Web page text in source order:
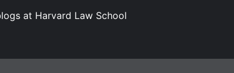
at Harvard Law School